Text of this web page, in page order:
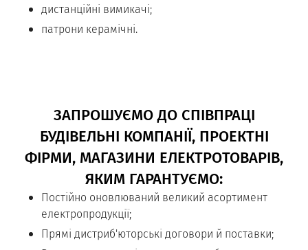
дистанційні вимикачі;
патрони керамічні.
ЗАПРОШУЄМО ДО СПІВПРАЦІ
БУДІВЕЛЬНІ КОМПАНІЇ, ПРОЕКТНІ
ФІРМИ, МАГАЗИНИ ЕЛЕКТРОТОВАРІВ,
ЯКИМ ГАРАНТУЄМО:
Постійно оновлюваний великий асортимент
електропродукції;
Прямі дистриб'юторські договори й поставки;